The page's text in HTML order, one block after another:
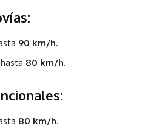
90 km/h.
80 km/h.
80 km/h.